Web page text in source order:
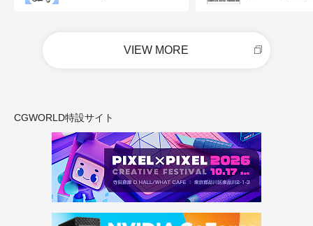
VIEW MORE
CGWORLD特設サイト